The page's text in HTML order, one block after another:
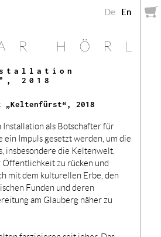
De En
2018
2018
Installation als Botschafter für
ein Impuls gesetzt werden, um die
insbesondere die Keltenwelt,
zu rücken und
mit dem kulturellen Erbe, den
Funden und deren
am Glauberg näher zu